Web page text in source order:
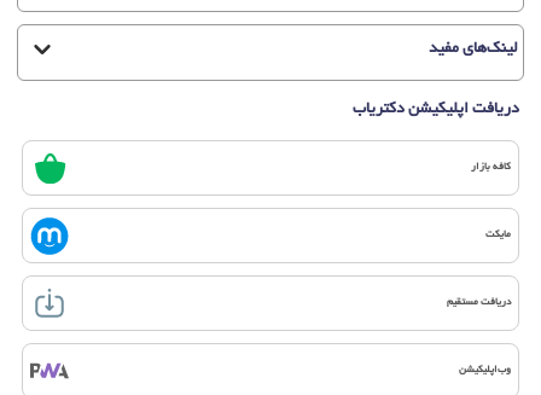
لینک‌های مفید
دریافت اپلیکیشن دکتریاب
کافه بازار
مایکت
دریافت مستقیم
وب‌اپلیکیشن